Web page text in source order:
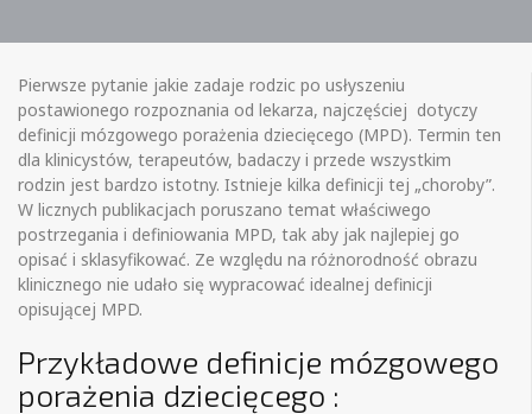
Pierwsze pytanie jakie zadaje rodzic po usłyszeniu
postawionego rozpoznania od lekarza, najczęściej dotyczy
definicji mózgowego porażenia dziecięcego (MPD). Termin ten
dla klinicystów, terapeutów, badaczy i przede wszystkim
rodzin jest bardzo istotny. Istnieje kilka definicji tej „choroby”.
W licznych publikacjach poruszano temat właściwego
postrzegania i definiowania MPD, tak aby jak najlepiej go
opisać i sklasyfikować. Ze względu na różnorodność obrazu
klinicznego nie udało się wypracować idealnej definicji
opisującej MPD.
Przykładowe definicje mózgowego
porażenia dziecięcego :